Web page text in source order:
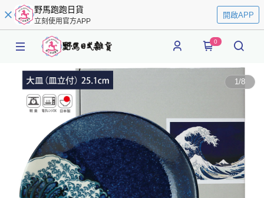
野馬跑跑日貨
立刻使用官方APP
開啟APP
0
1/8